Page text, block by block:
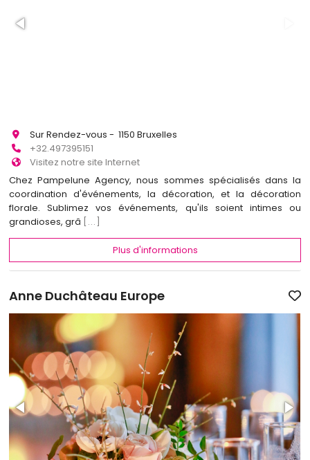
Sur Rendez-vous - 1150 Bruxelles
+32.497395151
Visitez notre site Internet
Chez Pampelune Agency, nous sommes spécialisés dans la
coordination d'événements, la décoration, et la décoration
florale. Sublimez vos événements, qu'ils soient intimes ou
grandioses, grâ
[...]
Plus d'informations
Anne Duchâteau Europe